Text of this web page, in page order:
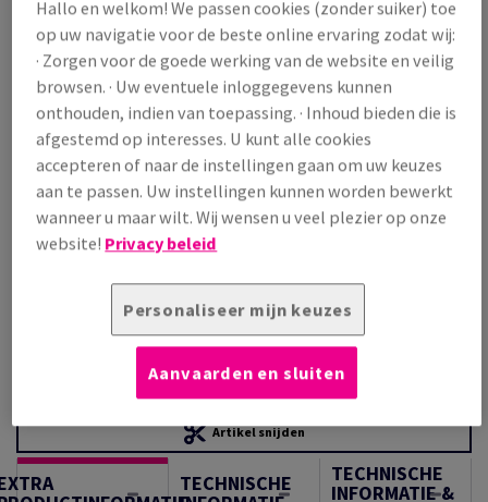
Prijs incl. BTW
€ 1 155,60 22,21% OFF
Promoprijs incl. BTW
€ 898,92
/ 1 000 Vel
(88,1 kg )
OP VOORRAAD
Verpakkingsaantallen
Pak
Artikel snijden
TECHNISCHE TECHNISCHE
INFORMATIE &
Hallo en welkom! We passen cookies (zonder suiker) toe
op uw navigatie voor de beste online ervaring zodat wij:
· Zorgen voor de goede werking van de website en veilig
browsen. · Uw eventuele inloggegevens kunnen
onthouden, indien van toepassing. · Inhoud bieden die is
afgestemd op interesses. U kunt alle cookies
accepteren of naar de instellingen gaan om uw keuzes
aan te passen. Uw instellingen kunnen worden bewerkt
wanneer u maar wilt. Wij wensen u veel plezier op onze
website! Privacy beleid
Personaliseer mijn keuzes
Aanvaarden en sluiten